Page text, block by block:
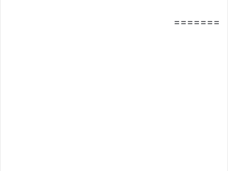
=======